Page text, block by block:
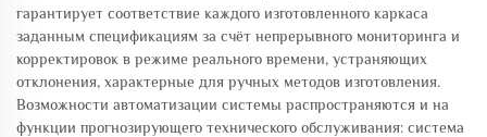
гарантирует соответствие каждого изготовленного каркаса
заданным спецификациям за счёт непрерывного мониторинга и
корректировок в режиме реального времени, устраняющих
отклонения, характерные для ручных методов изготовления.
Возможности автоматизации системы распространяются и на
функции прогнозирующего технического обслуживания: система